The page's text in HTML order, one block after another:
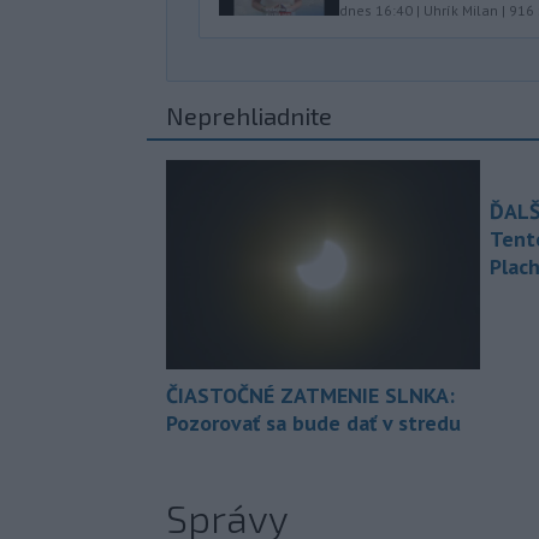
dnes 16:40 | Uhrík Milan | 916
Neprehliadnite
ČIASTOČNÉ ZATMENIE SLNKA:
Pozorovať sa bude dať v stredu
Správy